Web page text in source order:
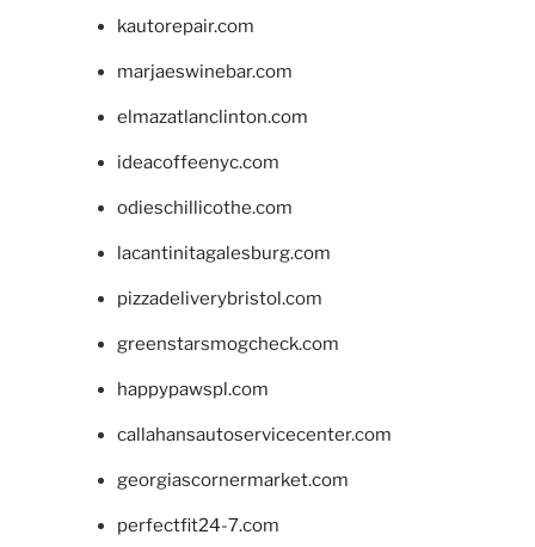
kautorepair.com
marjaeswinebar.com
elmazatlanclinton.com
ideacoffeenyc.com
odieschillicothe.com
lacantinitagalesburg.com
pizzadeliverybristol.com
greenstarsmogcheck.com
happypawspl.com
callahansautoservicecenter.com
georgiascornermarket.com
perfectfit24-7.com